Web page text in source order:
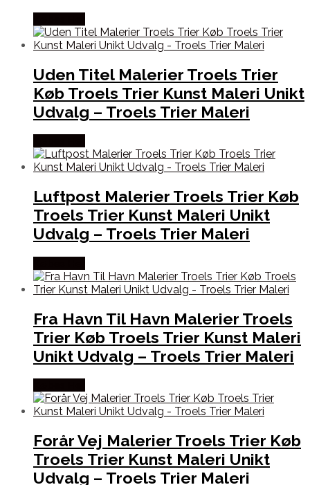
Uden Titel Malerier Troels Trier
Køb Troels Trier Kunst Maleri Unikt
Udvalg – Troels Trier Maleri
Luftpost Malerier Troels Trier Køb
Troels Trier Kunst Maleri Unikt
Udvalg – Troels Trier Maleri
Fra Havn Til Havn Malerier Troels
Trier Køb Troels Trier Kunst Maleri
Unikt Udvalg – Troels Trier Maleri
Forår Vej Malerier Troels Trier Køb
Troels Trier Kunst Maleri Unikt
Udvalg – Troels Trier Maleri